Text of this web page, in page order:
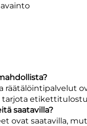
räätälöintipalvelut
tarjota
saatavilla?
ovat saatavilla,